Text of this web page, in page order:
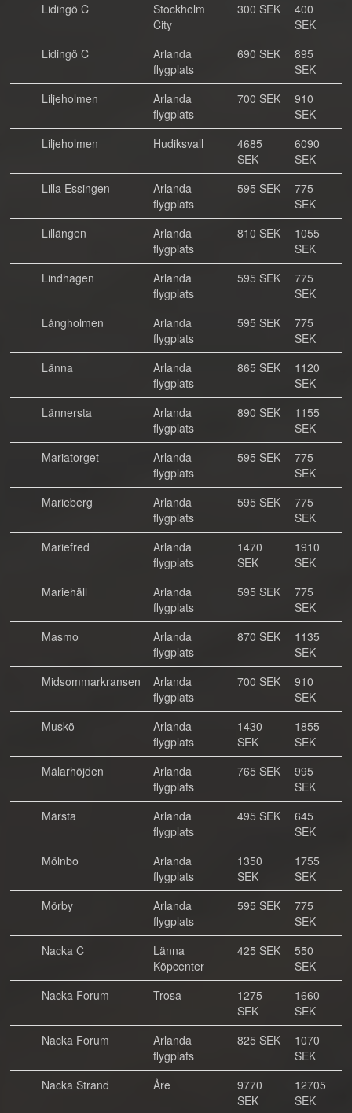
Lidingö C
Stockholm
City
300 SEK
400
SEK
Lidingö C
Arlanda
flygplats
690 SEK
895
SEK
Liljeholmen
Arlanda
flygplats
700 SEK
910
SEK
Liljeholmen
Hudiksvall
4685
SEK
6090
SEK
Lilla Essingen
Arlanda
flygplats
595 SEK
775
SEK
Lillängen
Arlanda
flygplats
810 SEK
1055
SEK
Lindhagen
Arlanda
flygplats
595 SEK
775
SEK
Långholmen
Arlanda
flygplats
595 SEK
775
SEK
Länna
Arlanda
flygplats
865 SEK
1120
SEK
Lännersta
Arlanda
flygplats
890 SEK
1155
SEK
Mariatorget
Arlanda
flygplats
595 SEK
775
SEK
Marieberg
Arlanda
flygplats
595 SEK
775
SEK
Mariefred
Arlanda
flygplats
1470
SEK
1910
SEK
Mariehäll
Arlanda
flygplats
595 SEK
775
SEK
Masmo
Arlanda
flygplats
870 SEK
1135
SEK
Midsommarkransen
Arlanda
flygplats
700 SEK
910
SEK
Muskö
Arlanda
flygplats
1430
SEK
1855
SEK
Mälarhöjden
Arlanda
flygplats
765 SEK
995
SEK
Märsta
Arlanda
flygplats
495 SEK
645
SEK
Mölnbo
Arlanda
flygplats
1350
SEK
1755
SEK
Mörby
Arlanda
flygplats
595 SEK
775
SEK
Nacka C
Länna
Köpcenter
425 SEK
550
SEK
Nacka Forum
Trosa
1275
SEK
1660
SEK
Nacka Forum
Arlanda
flygplats
825 SEK
1070
SEK
Nacka Strand
Åre
9770
SEK
12705
SEK